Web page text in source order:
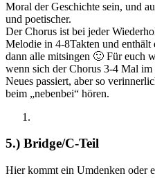
Moral der Geschichte sein, und
und poetischer.
Der Chorus ist bei jeder
Melodie in 4-8Takten und
dann alle mitsingen 🙂 Für euch
wenn sich der Chorus 3-4 Mal
Neues passiert, aber so
beim „nebenbei“ hören.
5.) Bridge/C-Teil
Hier kommt ein Umdenken oder